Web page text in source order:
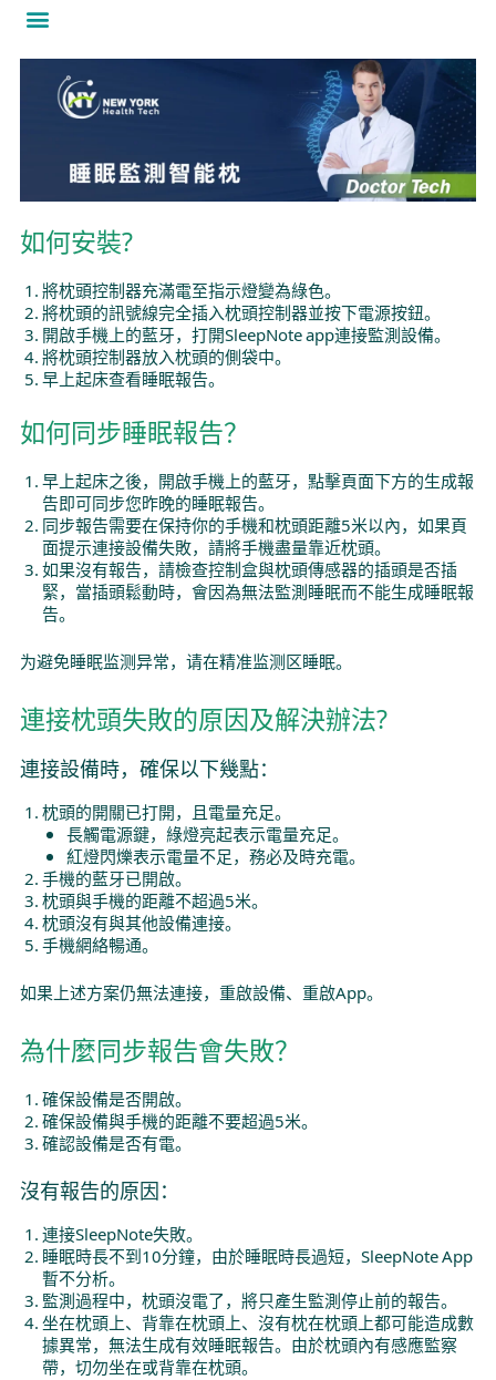
Menu
如何安裝?
將枕頭控制器充滿電至指示燈變為綠色。
將枕頭的訊號線完全插入枕頭控制器並按下電源按鈕。
開啟手機上的藍牙，打開SleepNote app連接監測設備。
將枕頭控制器放入枕頭的側袋中。
早上起床查看睡眠報告。
如何同步睡眠報告？
早上起床之後，開啟手機上的藍牙，點擊頁面下方的生成報
告即可同步您昨晚的睡眠報告。
同步報告需要在保持你的手機和枕頭距離5米以內，如果頁
面提示連接設備失敗，請將手機盡量靠近枕頭。
如果沒有報告，請檢查控制盒與枕頭傳感器的插頭是否插
緊，當插頭鬆動時，會因為無法監測睡眠而不能生成睡眠報
告。
为避免睡眠监测异常，请在精准监测区睡眠。
連接枕頭失敗的原因及解決辦法?
連接設備時，確保以下幾點：
枕頭的開關已打開，且電量充足。
長觸電源鍵，綠燈亮起表示電量充足。
紅燈閃爍表示電量不足，務必及時充電。
手機的藍牙已開啟。
枕頭與手機的距離不超過5米。
枕頭沒有與其他設備連接。
手機網絡暢通。
如果上述方案仍無法連接，重啟設備、重啟App。
為什麼同步報告會失敗？
確保設備是否開啟。
確保設備與手機的距離不要超過5米。
確認設備是否有電。
沒有報告的原因：
連接SleepNote失敗。
睡眠時長不到10分鐘，由於睡眠時長過短，SleepNote App
暫不分析。
監測過程中，枕頭沒電了，將只產生監測停止前的報告。
坐在枕頭上、背靠在枕頭上、沒有枕在枕頭上都可能造成數
據異常，無法生成有效睡眠報告。由於枕頭內有感應監察
帶，切勿坐在或背靠在枕頭。